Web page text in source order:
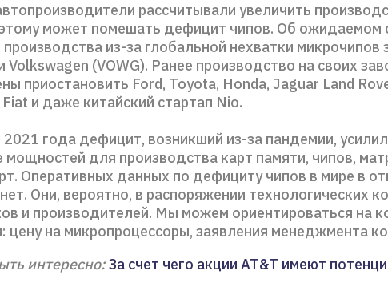
рассчитывали увеличить
может помешать дефицит чипов. Об ожидаемом
из-за глобальной нехватки микрочипов
Volkswagen (VOWG). Ранее производство на своих
приостановить Ford, Toyota, Honda, Jaguar Land
и даже китайский стартап Nio.
2021 года дефицит, возникший из-за пандемии,
мощностей для производства карт памяти, чипов,
Оперативных данных по дефициту чипов в мире в
Они, вероятно, в распоряжении технологических
и производителей. Мы можем ориентироваться на
цену на микропроцессоры, заявления менеджмента
интересно:За счет чего акции AT&T имеют